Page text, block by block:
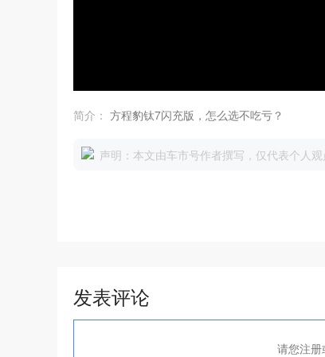
简介： 方程豹钛7闪充版，怎么选不吃亏？
声明：本文由车市号作者撰写，仅代表个人
发表评论
请您注册